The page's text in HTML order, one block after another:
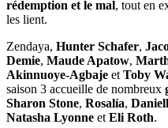
rédemption et le mal, tout en
les lient.
Zendaya, Hunter Schafer,
Demie, Maude Apatow,
Akinnuoye-Agbaje etToby
saison 3 accueille de nombreux
Sharon Stone, Rosalía,
Natasha Lyonne etEli Roth.